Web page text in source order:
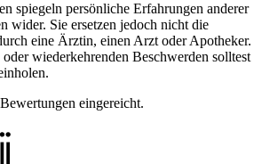
spiegeln persönliche Erfahrungen anderer
wider. Sie ersetzen jedoch nicht die
eine Ärztin, einen Arzt oder Apotheker.
wiederkehrenden Beschwerden solltest
eingereicht.